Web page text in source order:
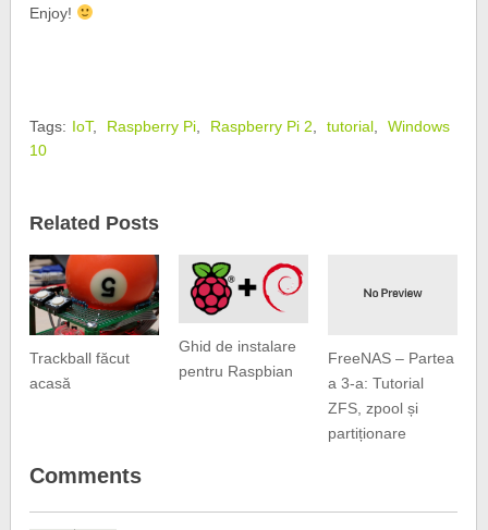
Enjoy!
Tags: IoT, Raspberry Pi Raspberry Pi 2 tutorial
Windows
10
Related Posts
Trackball făcut
acasă
Ghid de instalare
pentru Raspbian
FreeNAS – Partea
a 3-a: Tutorial
ZFS, zpool și
partiționare
Comments